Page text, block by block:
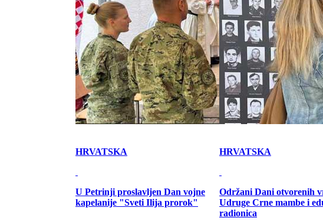
HRVATSKA
U Petrinji proslavljen Dan vojne
kapelanije "Sveti Ilija prorok"
HRVATSKA
Održani Dani otvorenih
Udruge Crne mambe i
radionica